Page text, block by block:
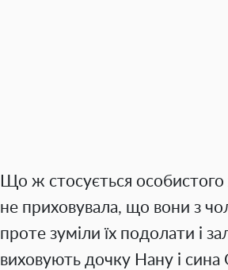
Що ж стосується
не приховувала, що вони з
проте зуміли їх подолати і
виховують дочку Нану і сина